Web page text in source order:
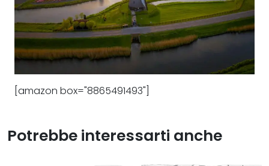
[amazon box="8865491493"]
Potrebbe interessarti anche